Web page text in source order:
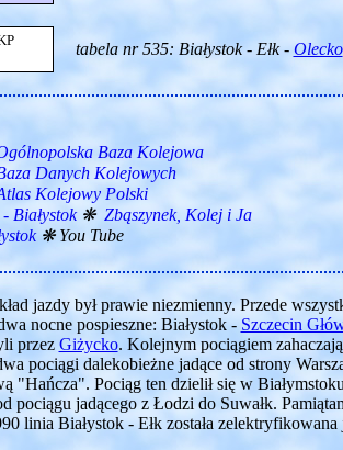
tabela nr 535: Białystok - Ełk - Olecko
Baza Kolejowa
Danych Kolejowych
Kolejowy Polski
Białystok❋ Zbąszynek, Kolej i Ja
❋ You Tube
jazdy był prawie niezmienny. Przede
nocne pospieszne: Białystok - Szczecin
przez Giżycko. Kolejnym pociągiem
pociągi dalekobieżne jadące od strony
"Hańcza". Pociąg ten dzielił się w
pociągu jadącego z Łodzi do Suwałk.
linia Białystok - Ełk została